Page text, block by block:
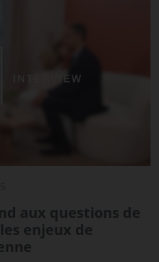
aux questions de
enjeux de